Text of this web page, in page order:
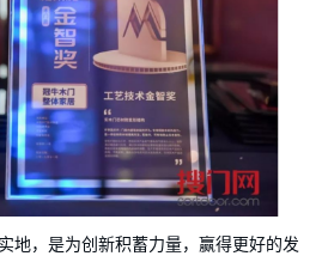
地，是为创新积蓄力量，赢得更好的发